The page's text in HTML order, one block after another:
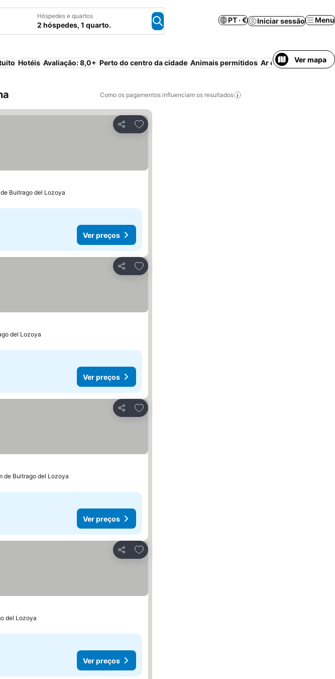
Hóspedes e quartos
2 hóspedes, 1 quarto.
PT · € Iniciar sessão Menu
Hotéis Avaliação: 8,0+ Perto do centro da cidade Animais permitidos Ar condicionado
Ver mapa
Como os pagamentos influenciam os resultados
Partilhar
Adicionar aos favoritos
Buitrago del Lozoya
Ver preços
Partilhar
Adicionar aos favoritos
del Lozoya
Ver preços
Partilhar
Adicionar aos favoritos
de Buitrago del Lozoya
Ver preços
Partilhar
Adicionar aos favoritos
del Lozoya
Ver preços